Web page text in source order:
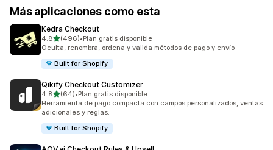
Más aplicaciones como esta
Kedra Checkout
4.8de 5 estrellas
(496)
496 reseñas en total
•Plan gratis disponible
Oculta, renombra, ordena y valida métodos de pago y envío
Built for Shopify
Qikify Checkout Customizer
4.8de 5 estrellas
(64)
64 reseñas en total
•Plan gratis disponible
Herramienta de pago compacta con campos personalizados, ventas
adicionales y reglas.
Built for Shopify